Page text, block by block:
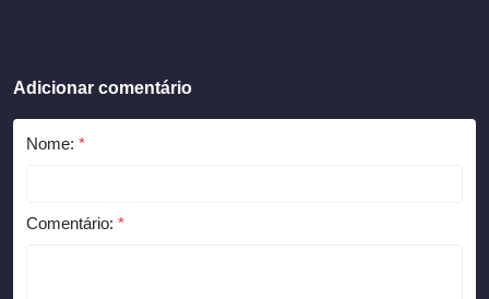
Adicionar comentário
Nome: *
Comentário: *